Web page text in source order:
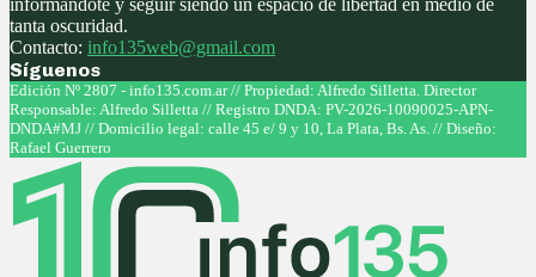
informándote y seguir siendo un espacio de libertad en medio de
tanta oscuridad.
Contacto: info135web@gmail.com
Síguenos
Facebook
Twitter
Instagram
Youtube
Edición Nº 2807 - info135.com.ar // Propiedad: Alfredo Silletta. Director
Responsable: Alfredo Silletta // Registro DNDA: PV-2026-10090025-APN-
DNDA#MJ // Domicilio legal: calle 45 e/ 9 y 10, La Plata, Bs. As. // Diseño:
Rafael Guerrero